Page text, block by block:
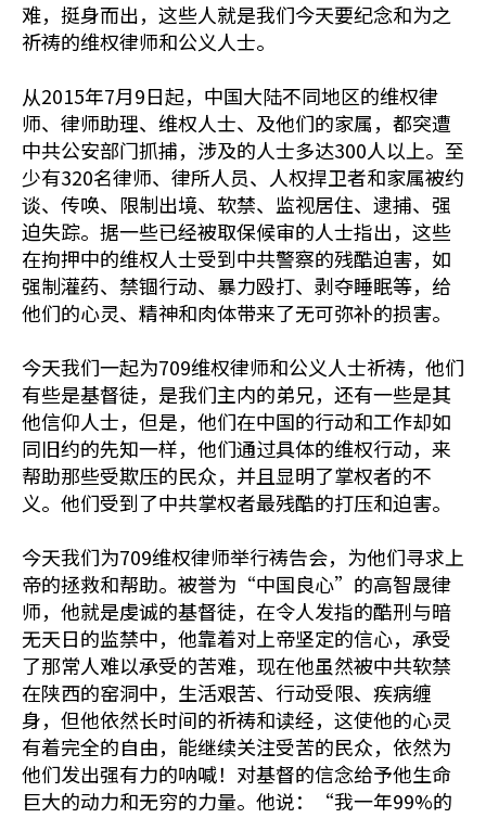
难，挺身而出，这些人就是我们今天要纪念和为之
祈祷的维权律师和公义人士。
从2015年7月9日起，中国大陆不同地区的维权律
师、律师助理、维权人士、及他们的家属，都突遭
中共公安部门抓捕，涉及的人士多达300人以上。至
少有320名律师、律所人员、人权捍卫者和家属被约
谈、传唤、限制出境、软禁、监视居住、逮捕、强
迫失踪。据一些已经被取保候审的人士指出，这些
在拘押中的维权人士受到中共警察的残酷迫害，如
强制灌药、禁锢行动、暴力殴打、剥夺睡眠等，给
他们的心灵、精神和肉体带来了无可弥补的损害。
今天我们一起为709维权律师和公义人士祈祷，他们
有些是基督徒，是我们主内的弟兄，还有一些是其
他信仰人士，但是，他们在中国的行动和工作却如
同旧约的先知一样，他们通过具体的维权行动，来
帮助那些受欺压的民众，并且显明了掌权者的不
义。他们受到了中共掌权者最残酷的打压和迫害。
今天我们为709维权律师举行祷告会，为他们寻求上
帝的拯救和帮助。被誉为“中国良心”的高智晟律
师，他就是虔诚的基督徒，在令人发指的酷刑与暗
无天日的监禁中，他靠着对上帝坚定的信心，承受
了那常人难以承受的苦难，现在他虽然被中共软禁
在陕西的窑洞中，生活艰苦、行动受限、疾病缠
身，但他依然长时间的祈祷和读经，这使他的心灵
有着完全的自由，能继续关注受苦的民众，依然为
他们发出强有力的呐喊！对基督的信念给予他生命
巨大的动力和无穷的力量。他说：“我一年99%的